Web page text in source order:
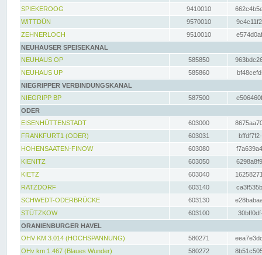
SPIEKEROOG
9410010
WITTDÜN
9570010
ZEHNERLOCH
9510010
NEUHAUSER SPEISEKANAL
NEUHAUS OP
585850
NEUHAUS UP
585860
NIEGRIPPER VERBINDUNGSKANAL
NIEGRIPP BP
587500
ODER
EISENHÜTTENSTADT
603000
FRANKFURT1 (ODER)
603031
HOHENSAATEN-FINOW
603080
KIENITZ
603050
KIETZ
603040
RATZDORF
603140
SCHWEDT-ODERBRÜCKE
603130
STÜTZKOW
603100
ORANIENBURGER HAVEL
OHV KM 3.014 (HOCHSPANNUNG)
580271
OHv km 1.467 (Blaues Wunder)
580272